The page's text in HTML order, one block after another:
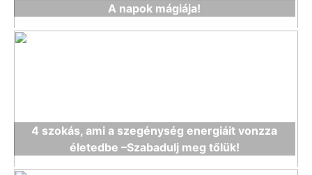
A napok mágiája!
4 szokás, ami a szegénység energiáit vonzza
életedbe –Szabadulj meg tőlük!